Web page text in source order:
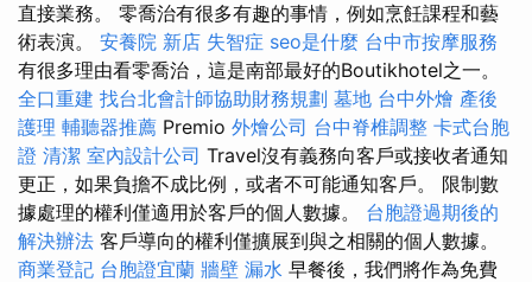
直接業務。 零喬治有很多有趣的事情，例如烹飪課程和藝
術表演。 安養院 新店 失智症 seo是什麼 台中市按摩服務
有很多理由看零喬治，這是南部最好的Boutikhotel之一。
全口重建 找台北會計師協助財務規劃 墓地 台中外燴 產後
護理 輔聽器推薦 Premio 外燴公司 台中脊椎調整 卡式台胞
證 清潔 室內設計公司 Travel沒有義務向客戶或接收者通知
更正，如果負擔不成比例，或者不可能通知客戶。 限制數
據處理的權利僅適用於客戶的個人數據。 台胞證過期後的
解決辦法 客戶導向的權利僅擴展到與之相關的個人數據。
商業登記 台胞證宜蘭 牆壁 漏水 早餐後，我們將作為免費